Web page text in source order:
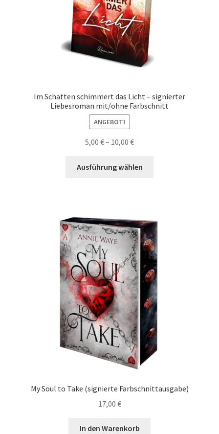
Im Schatten schimmert das Licht – signierter
Liebesroman mit/ohne Farbschnitt
ANGEBOT!
5,00 €– 10,00 €
Ausführung wählen
auf.
Die
Optionen
können
auf
der
Produktseite
gewählt
werden
My Soul to Take (signierte Farbschnittausgabe)
17,00 €
In den Warenkorb